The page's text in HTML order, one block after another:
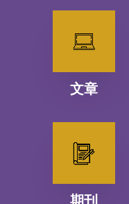
文章
期刊